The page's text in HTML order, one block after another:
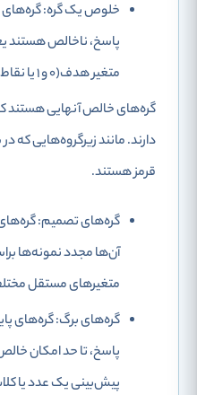
خلوص یک گره: گره‌های
پاسخ، ناخالص هستند
متغیر هدف(0 و 1 یا نقاط سبز و قرمز در شکل 2) هستند.
گره‌های خالص آنهایی هستند
قرمز هستند.
گره‌های تصمیم:
آن‌‌ها مجدد نمونه‌ها
متغیرهای مستقل
گره‌های برگ: گره‌های
پاسخ، تا حد امکان
پیش‌بینی یک عدد یا